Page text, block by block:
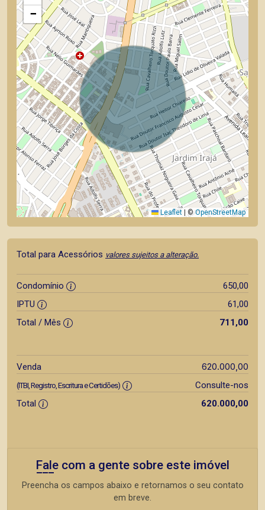
−
Leaflet ©OpenStreetMap
Total para Acessórios valores sujeitos a alteração.
Condomínio
650,00
IPTU
61,00
Total / Mês
711,00
Venda 620.000,00
(ITBI, Registro, Escritura e Certidões)
Consulte-nos
Total
620.000,00
Fale com a gente sobre este imóvel
Preencha os campos abaixo e retornamos o seu contato
em breve.